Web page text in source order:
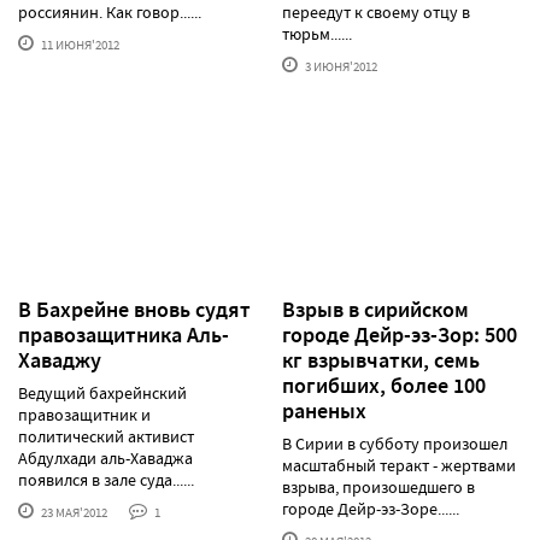
россиянин. Как говор......
11 ИЮНЯ'2012
переедут к своему отцу в
тюрьм......
3 ИЮНЯ'2012
В Бахрейне вновь судят
правозащитника Аль-
Хаваджу
Ведущий бахрейнский
правозащитник и
политический активист
Абдулхади аль-Хаваджа
появился в зале суда......
23 МАЯ'2012 1
Взрыв в сирийском
городе Дейр-эз-Зор: 500
кг взрывчатки, семь
погибших, более 100
раненых
В Сирии в субботу произошел
масштабный теракт - жертвами
взрыва, произошедшего в
городе Дейр-эз-Зоре......